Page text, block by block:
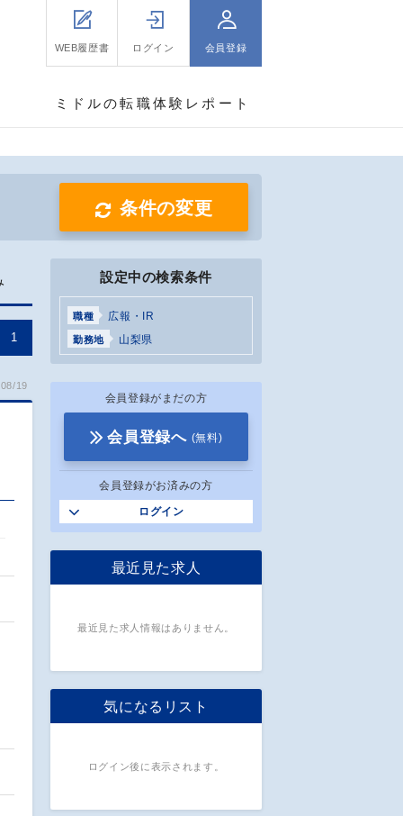
WEB履歴書 ログイン 会員登録
ミドルの転職体験レポート
条件の変更
1
19
設定中の検索条件
職種 広報・IR
勤務地 山梨県
会員登録がまだの方
会員登録へ (無料)
会員登録がお済みの方
ログイン
最近見た求人
最近見た求人情報はありません。
気になるリスト
ログイン後に表示されます。